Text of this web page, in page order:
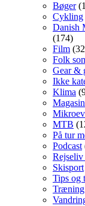
Bøger
Cykling
Danish
(174)
Film
Folk
Gear &
Ikke
Klima
MTB
På tur
Podcast
Skisport
Tips og
Træning